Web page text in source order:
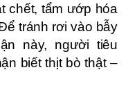
chết, tẩm ướp hóa
tránh rơi vào bẫy
này, người tiêu
biết thịt bò thật –